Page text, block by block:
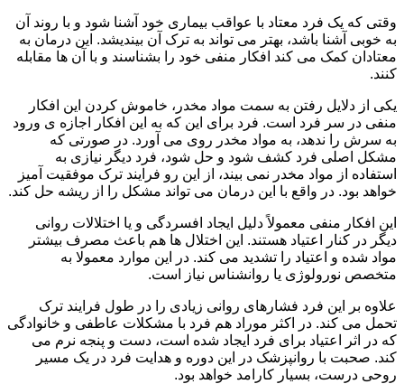
وقتی که یک فرد معتاد با عواقب بیماری خود آشنا شود و با روند آن
به خوبی آشنا باشد، بهتر می تواند به ترک آن بیندیشد. این درمان به
معتادان کمک می کند افکار منفی خود را بشناسند و با آن ها مقابله
کنند.
یکی از دلایل رفتن به سمت مواد مخدر، خاموش کردن این افکار
منفی در سر فرد است. فرد برای این که به این افکار اجازه ی ورود
به سرش را ندهد، به مواد مخدر روی می آورد. در صورتی که
مشکل اصلی فرد کشف شود و حل شود، فرد دیگر نیازی به
استفاده از مواد مخدر نمی بیند، از این رو فرایند ترک موفقیت آمیز
خواهد بود. در واقع با این درمان می تواند مشکل را از ریشه حل کند.
این افکار منفی معمولاً دلیل ایجاد افسردگی و یا اختلالات روانی
دیگر در کنار اعتیاد هستند. این اختلال ها هم باعث مصرف بیشتر
مواد شده و اعتیاد را تشدید می کند. در این موارد معمولا به
متخصص نورولوژی یا روانشناس نیاز است.
علاوه بر این فرد فشارهای روانی زیادی را در طول فرایند ترک
تحمل می کند. در اکثر موراد هم فرد با مشکلات عاطفی و خانوادگی
که در اثر اعتیاد برای فرد ایجاد شده است، دست و پنجه نرم می
کند. صحبت با روانپزشک در این دوره و هدایت فرد در یک مسیر
روحی درست، بسیار کارامد خواهد بود.